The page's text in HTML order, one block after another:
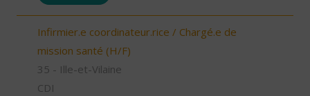
Infirmier.e coordinateur.rice / Chargé.e de
mission santé (H/F)
35 - Ille-et-Vilaine
CDI